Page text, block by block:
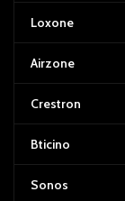
Loxone
Airzone
Crestron
Bticino
Sonos